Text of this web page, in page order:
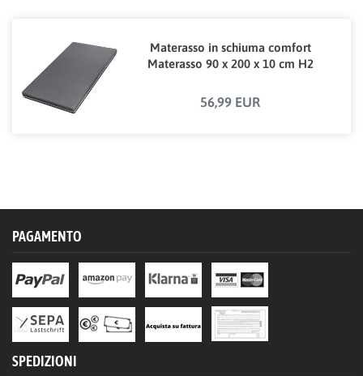
Materasso in schiuma comfort
Materasso 90 x 200 x 10 cm H2
56,99 EUR
PAGAMENTO
SPEDIZIONI